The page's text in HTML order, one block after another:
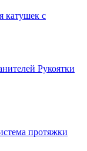
катушек с
Рукоятки
протяжки